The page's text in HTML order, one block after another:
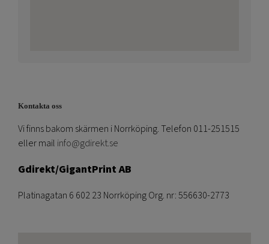
Kontakta oss
Vi finns bakom skärmen i Norrköping. Telefon 011-251515
eller mail info@gdirekt.se
Gdirekt/GigantPrint AB
Platinagatan 6 602 23 Norrköping Org. nr: 556630-2773